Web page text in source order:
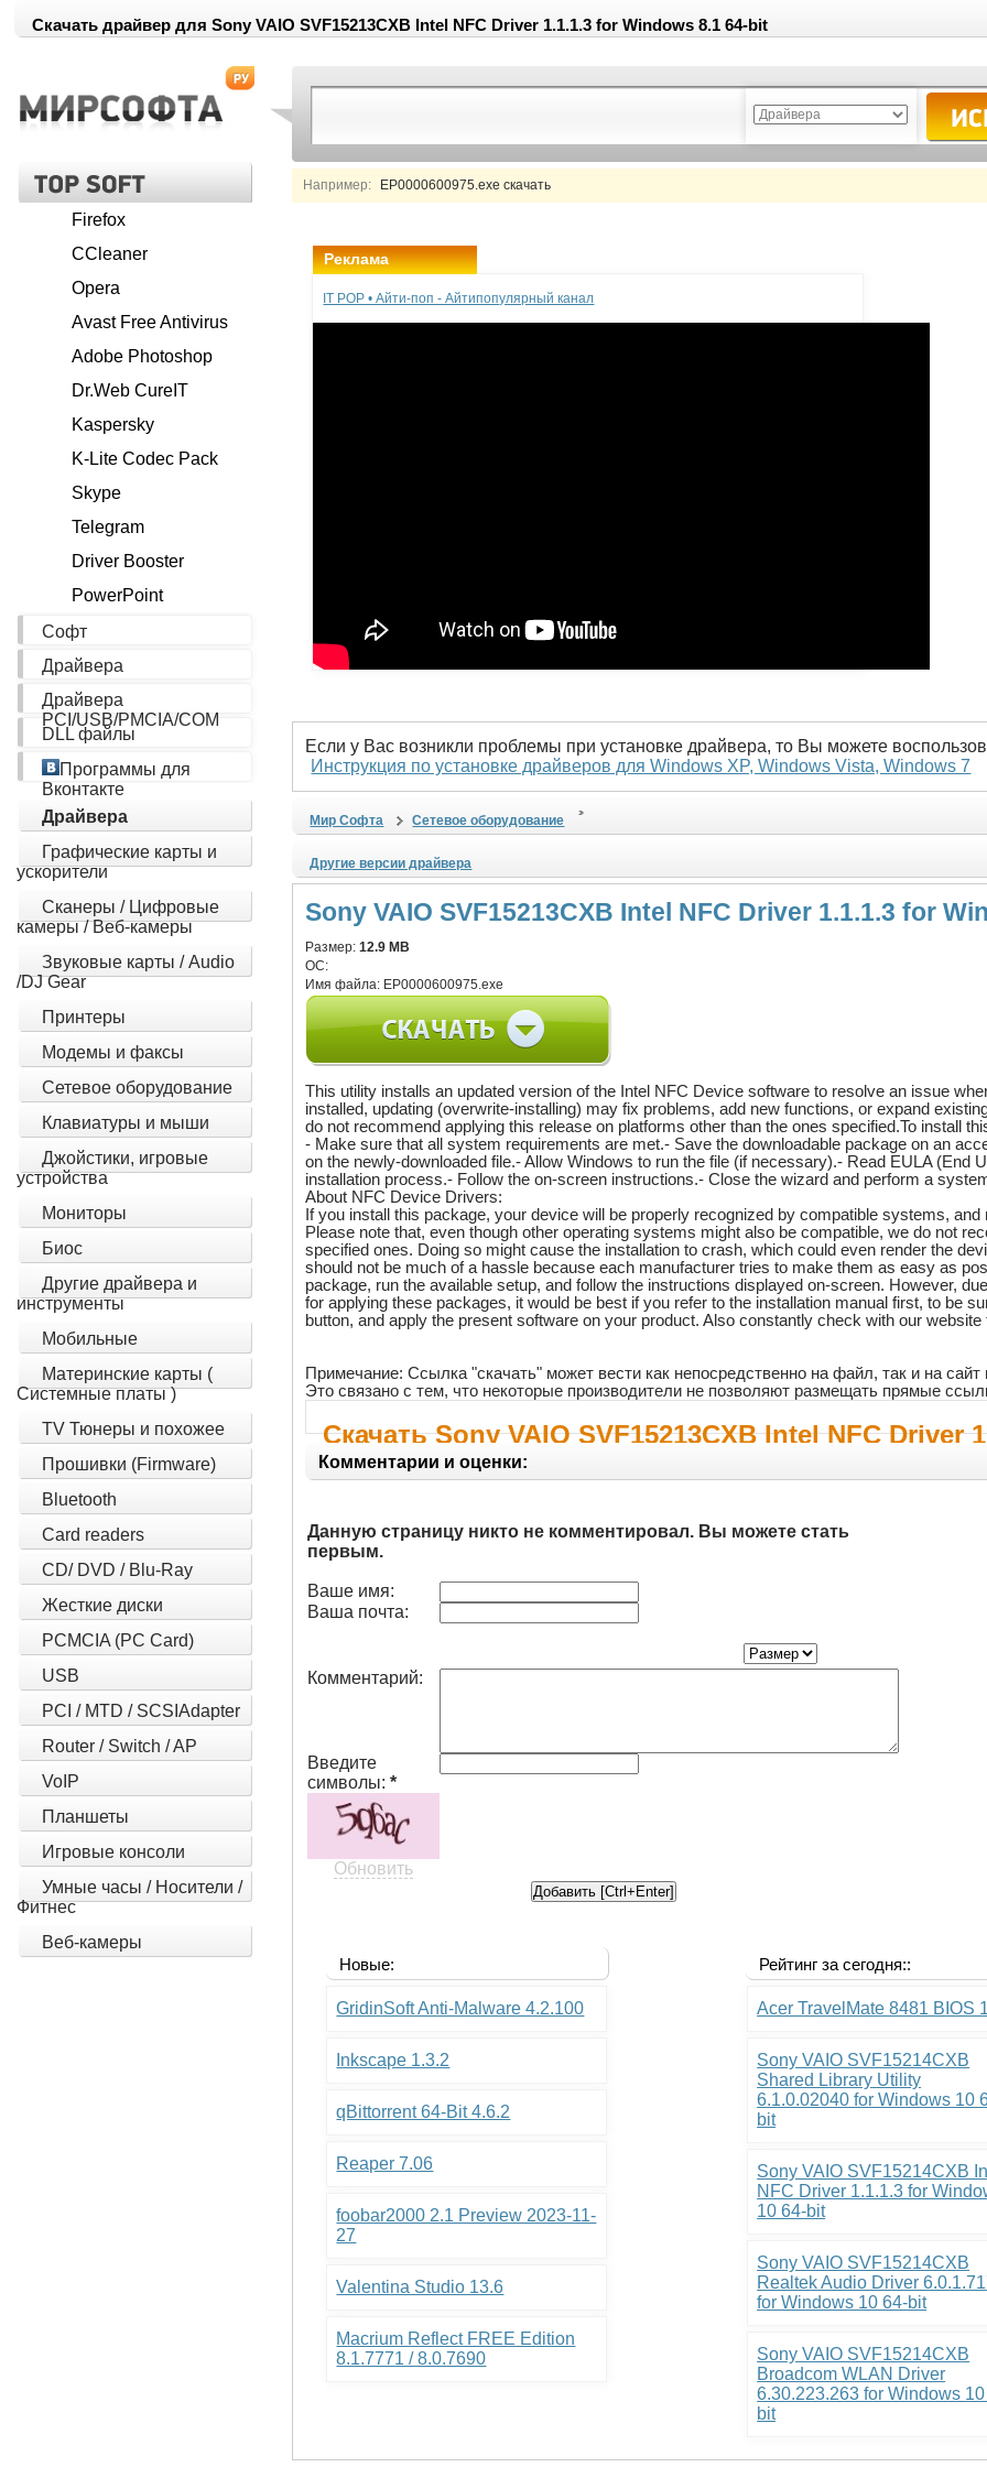
Скачать драйвер для Sony VAIO SVF15213CXB Intel NFC Driver 1.1.1.3 for Windows 8.1 64-bit
Например: EP0000600975.exe скачать
Firefox
CCleaner
Opera
Avast Free Antivirus
Adobe Photoshop
Dr.Web CureIT
Kaspersky
K-Lite Codec Pack
Skype
Telegram
Driver Booster
PowerPoint
Софт
Драйвера
Драйвера
PCI/USB/PMCIA/COM
DLL файлы
Программы для
Вконтакте
Драйвера
Графические карты и
ускорители
Сканеры / Цифровые
камеры / Веб-камеры
Звуковые карты / Audio
/DJ Gear
Принтеры
Модемы и факсы
Сетевое оборудование
Клавиатуры и мыши
Джойстики, игровые
устройства
Мониторы
Биос
Другие драйвера и
инструменты
Мобильные
Материнские карты (
Системные платы )
TV Тюнеры и похожее
Прошивки (Firmware)
Bluetooth
Card readers
CD/ DVD / Blu-Ray
Жесткие диски
PCMCIA (PC Card)
USB
PCI / MTD / SCSIAdapter
Router / Switch / AP
VoIP
Планшеты
Игровые консоли
Умные часы / Носители /
Фитнес
Веб-камеры
Реклама
IT POP • Айти-поп - Айтипопулярный канал
Если у Вас возникли проблемы при установке драйвера, то Вы можете
Инструкция по установке драйверов для Windows XP, Windows Vista, Windows 7
Мир Софта Сетевое оборудование
Другие версии драйвера
Sony VAIO SVF15213CXB Intel NFC Driver 1.1.1.3 for
Размер:12.9 MB
ОС:
Имя файла: EP0000600975.exe
This utility installs an updated version of the Intel NFC Device software to resolve an issue
installed, updating (overwrite-installing) may fix problems, add new functions, or expand
do not recommend applying this release on platforms other than the ones specified.To install
- Make sure that all system requirements are met.- Save the downloadable package on an
on the newly-downloaded file.- Allow Windows to run the file (if necessary).- Read EULA (End
installation process.- Follow the on-screen instructions.- Close the wizard and perform a
About NFC Device Drivers:
If you install this package, your device will be properly recognized by compatible systems,
Please note that, even though other operating systems might also be compatible, we do not
specified ones. Doing so might cause the installation to crash, which could even render the
should not be much of a hassle because each manufacturer tries to make them as easy as
package, run the available setup, and follow the instructions displayed on-screen. However,
for applying these packages, it would be best if you refer to the installation manual first, to be
button, and apply the present software on your product. Also constantly check with our
Примечание: Ссылка "скачать" может вести как непосредственно на файл, так и на
Это связано с тем, что некоторые производители не позволяют размещать прямые
Скачать Sony VAIO SVF15213CXB Intel NFC
Комментарии и оценки:
Данную страницу никто не комментировал. Вы можете стать
первым.
Ваше имя:
Ваша почта:
Комментарий:
Введите
символы:*
Обновить
Новые:
GridinSoft Anti-Malware 4.2.100
Inkscape 1.3.2
qBittorrent 64-Bit 4.6.2
Reaper 7.06
foobar2000 2.1 Preview 2023-11-
27
Valentina Studio 13.6
Macrium Reflect FREE Edition
8.1.7771 / 8.0.7690
Рейтинг за сегодня::
Acer TravelMate 8481 BIOS
Sony VAIO SVF15214CXB
Shared Library Utility
6.1.0.02040 for Windows 10
bit
Sony VAIO SVF15214CXB
NFC Driver 1.1.1.3 for
10 64-bit
Sony VAIO SVF15214CXB
Realtek Audio Driver
for Windows 10 64-bit
Sony VAIO SVF15214CXB
Broadcom WLAN Driver
6.30.223.263 for Windows
bit